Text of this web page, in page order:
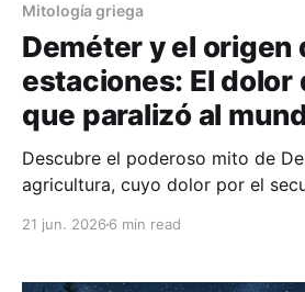
Mitología griega
Deméter y el origen
estaciones: El dolor
que paralizó al
Descubre el poderoso mito de
agricultura, cuyo dolor por el
21 jun. 2026 6 min read